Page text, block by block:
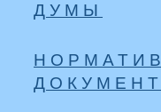
ДУМЫ